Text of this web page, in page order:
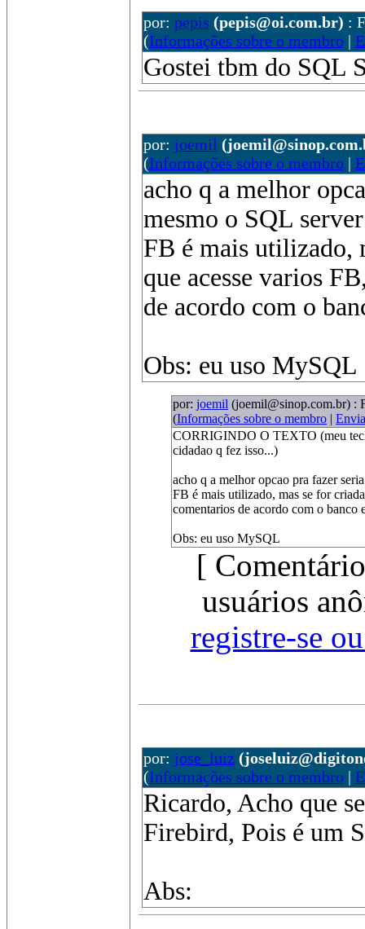
por: pepis (pepis@oi.com.br) :
(Informações sobre o membro|
Gostei tbm do SQL
por: joemil
(Informações sobre o membro|
acho q a melhor
mesmo o SQL
FB é mais utilizado,
que acesse varios
de acordo com o
Obs: eu uso MySQL
por: joemil (joemil@sinop.com.br) :
(Informações sobre o membro |
CORRIGINDO O TEXTO (meu
cidadao q fez isso...)
acho q a melhor opcao pra fazer
FB é mais utilizado, mas se for
comentarios de acordo com o banco
Obs: eu uso MySQL
[
usuários
registre-se
por: jose_luiz
(Informações sobre o membro|
Ricardo, Acho que
Firebird, Pois é um
Abs: